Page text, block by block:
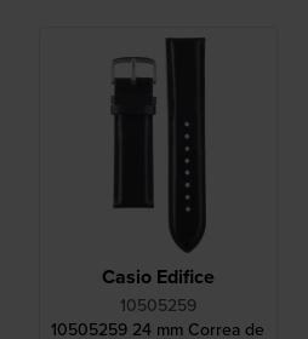
Casio Edifice
10505259
10505259 24 mm Correa de